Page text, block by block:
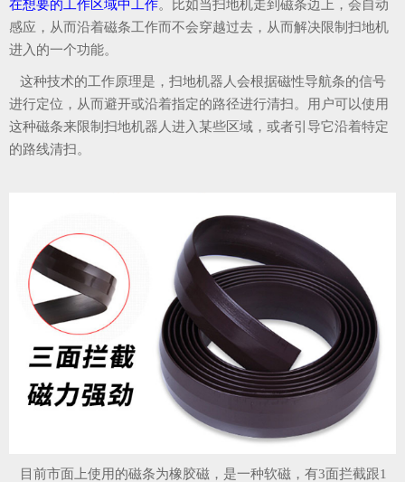
在想要的工作区域中工作。比如当扫地机走到磁条边上，会自动
感应，从而沿着磁条工作而不会穿越过去，从而解决限制扫地机
进入的一个功能。
这种技术的工作原理是，扫地机器人会根据磁性导航条的信号
进行定位，从而避开或沿着指定的路径进行清扫。用户可以使用
这种磁条来限制扫地机器人进入某些区域，或者引导它沿着特定
的路线清扫。
目前市面上使用的磁条为橡胶磁，是一种软磁，有3面拦截跟1